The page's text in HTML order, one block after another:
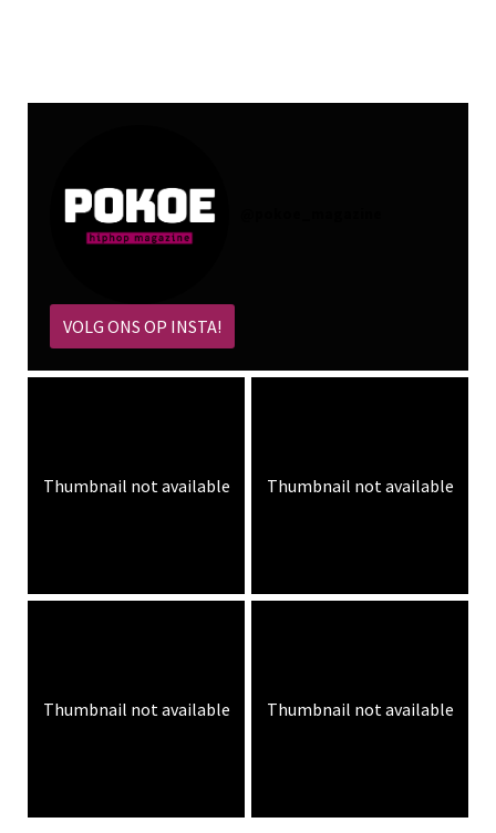
VOLG ONS OP INSTA!
Thumbnail not available Thumbnail not available
Thumbnail not available Thumbnail not available